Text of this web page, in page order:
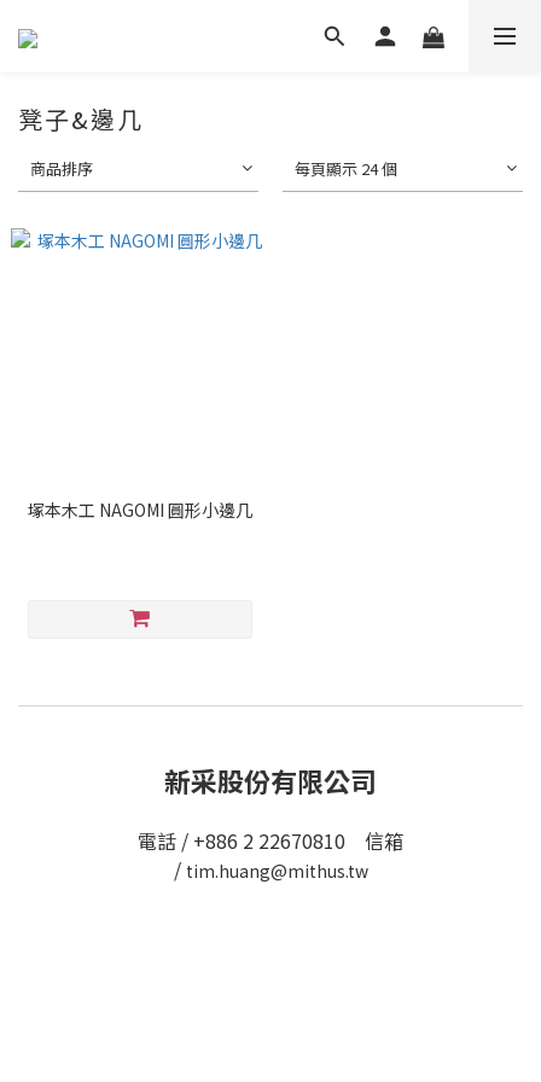
凳子&邊几
商品排序 每頁顯示 24 個
塚本木工 NAGOMI 圓形小邊几
新采股份有限公司
電話 / +886 2 22670810 信箱
/ tim.huang@mithus.tw